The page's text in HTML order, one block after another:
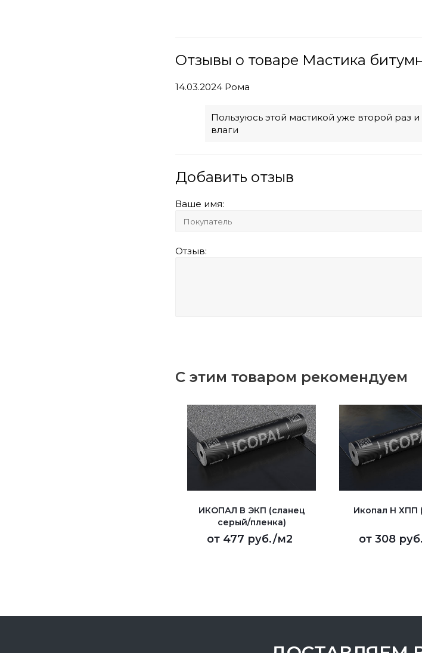
Отзывы о товаре Мастика
14.03.2024 Рома
Пользуюсь этой мастикой уже второй раз
влаги
Добавить отзыв
Ваше имя:
Отзыв:
С этим товаром рекомендуем
ИКОПАЛ В ЭКП (сланец
серый/пленка)
от 477 руб./м2
Икопал Н ХПП
от 308 руб.